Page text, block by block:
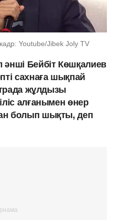
Youtube/Jibek Joly TV
Бейбіт Көшқалиев
сахнаға шықпай
жұлдызы
алғанымен өнер
болып шықты, деп